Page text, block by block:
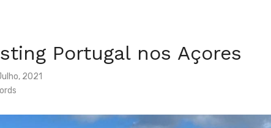
Portugal nos Açores
2021